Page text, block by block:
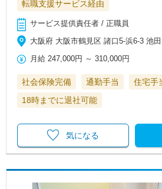
転職支援サービス経由
サービス提供責任者 / 正職員
大阪府 大阪市鶴見区 諸口5‐浜6‐3 池
月給 247,000円 ～310,000円
社会保険完備 通勤手当 住宅手
18時までに退社可能
気になる